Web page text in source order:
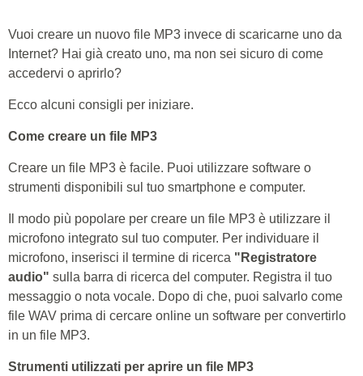
Vuoi creare un nuovo file MP3 invece di scaricarne uno da
Internet? Hai già creato uno, ma non sei sicuro di come
accedervi o aprirlo?
Ecco alcuni consigli per iniziare.
Come creare un file MP3
Creare un file MP3 è facile. Puoi utilizzare software o
strumenti disponibili sul tuo smartphone e computer.
Il modo più popolare per creare un file MP3 è utilizzare il
microfono integrato sul tuo computer. Per individuare il
microfono, inserisci il termine di ricerca "Registratore
audio" sulla barra di ricerca del computer. Registra il tuo
messaggio o nota vocale. Dopo di che, puoi salvarlo come
file WAV prima di cercare online un software per convertirlo
in un file MP3.
Strumenti utilizzati per aprire un file MP3